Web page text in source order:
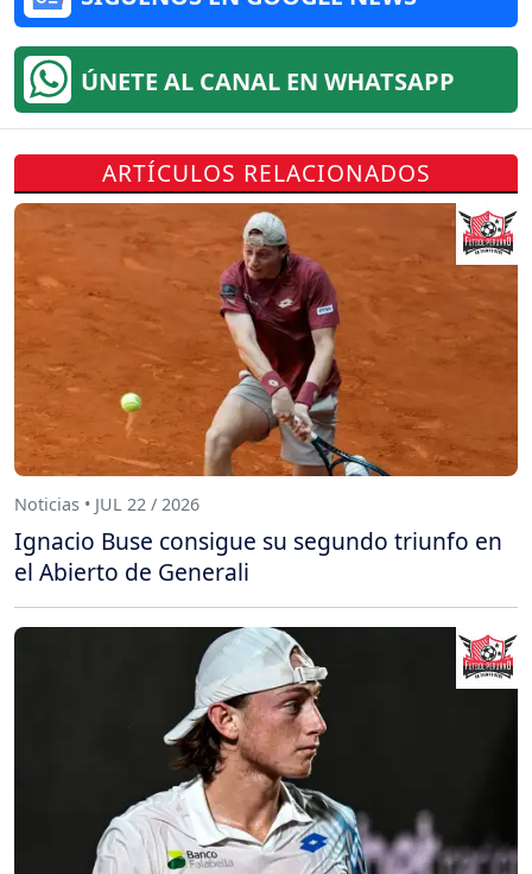
ÚNETE AL CANAL EN WHATSAPP
ARTÍCULOS RELACIONADOS
Noticias • JUL 22 / 2026
Ignacio Buse consigue su segundo triunfo en
el Abierto de Generali